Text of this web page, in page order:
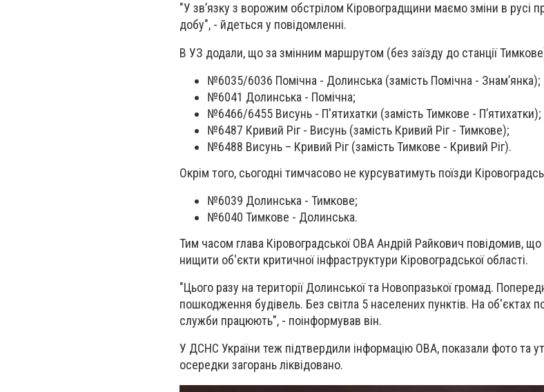
"У звʼязку з ворожим обстрілом Кіровоградщини маємо зміни в русі
добу", - йдеться у повідомленні.
В УЗ додали, що за змінним маршрутом (без заїзду до станції
№6035/6036 Помічна - Долинська (замість Помічна - Знамʼянка);
№6041 Долинська - Помічна;
№6466/6455 Висунь - П'ятихатки (замість Тимкове - Пʼятихатки);
№6487 Кривий Ріг - Висунь (замість Кривий Ріг - Тимкове);
№6488 Висунь – Кривий Ріг (замість Тимкове - Кривий Ріг).
Окрім того, сьогодні тимчасово не курсуватимуть поїзди
№6039 Долинська - Тимкове;
№6040 Тимкове - Долинська.
Тим часом глава Кіровоградської ОВА Андрій Райкович повідомив,
нищити об'єкти критичної інфраструктури Кіровоградської області.
"Цього разу на території Долинської та Новопразької громад.
пошкодження будівель. Без світла 5 населених пунктів. На об'єктах
служби працюють", - поінформував він.
У ДСНС України теж підтвердили інформацію ОВА, показали фото та
осередки загорань ліквідовано.